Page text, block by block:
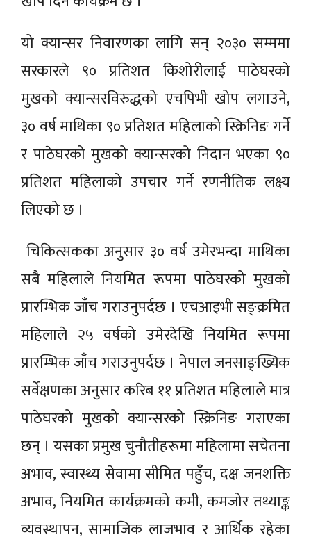
यो क्यान्सर निवारणका लागि सन् २०३० सम्ममा
सरकारले ९० प्रतिशत किशोरीलाई पाठेघरको
मुखको क्यान्सरविरुद्धको एचपिभी खोप लगाउने,
३० वर्ष माथिका ९० प्रतिशत महिलाको स्क्रिनिङ गर्ने
र पाठेघरको मुखको क्यान्सरको निदान भएका ९०
प्रतिशत महिलाको उपचार गर्ने रणनीतिक लक्ष्य
लिएको छ ।
चिकित्सकका अनुसार ३० वर्ष उमेरभन्दा माथिका
सबै महिलाले नियमित रूपमा पाठेघरको मुखको
प्रारम्भिक जाँच गराउनुपर्दछ । एचआइभी सङ्क्रमित
महिलाले २५ वर्षको उमेरदेखि नियमित रूपमा
प्रारम्भिक जाँच गराउनुपर्दछ । नेपाल जनसाङ्ख्यिक
सर्वेक्षणका अनुसार करिब ११ प्रतिशत महिलाले मात्र
पाठेघरको मुखको क्यान्सरको स्क्रिनिङ गराएका
छन् । यसका प्रमुख चुनौतीहरूमा महिलामा सचेतना
अभाव, स्वास्थ्य सेवामा सीमित पहुँच, दक्ष जनशक्ति
अभाव, नियमित कार्यक्रमको कमी, कमजोर तथ्याङ्क
व्यवस्थापन, सामाजिक लाजभाव र आर्थिक रहेका